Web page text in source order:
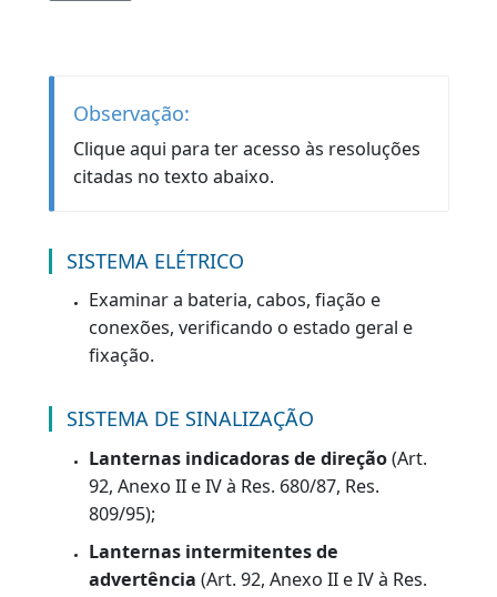
Itens Obrigatórios /
Veículos de Passeio
VOLTAR
Observação:
Clique aqui para ter acesso às resoluções
citadas no texto abaixo.